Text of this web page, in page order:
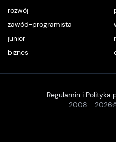
rozwój
zawód-programista
junior
biznes
2008 - 2026
Regulamin i Polityka